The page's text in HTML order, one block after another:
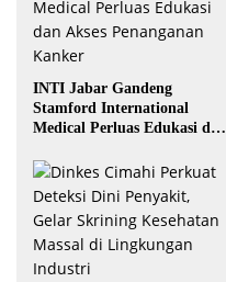
INTI Jabar Gandeng
Stamford International
Medical Perluas Edukasi dan